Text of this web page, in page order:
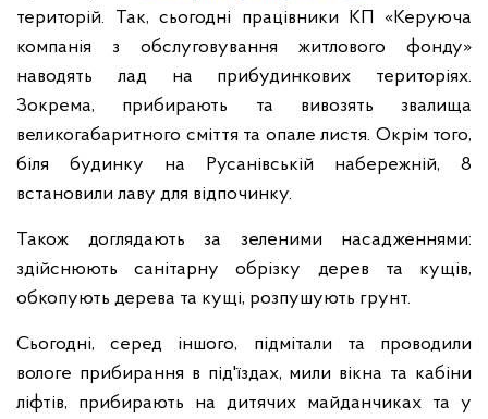
територій. Так, сьогодні працівники КП «Керуюча
компанія з обслуговування житлового фонду»
наводять лад на прибудинкових територіях.
Зокрема, прибирають та вивозять звалища
великогабаритного сміття та опале листя. Окрім того,
біля будинку на Русанівській набережній, 8
встановили лаву для відпочинку.
Також доглядають за зеленими насадженнями:
здійснюють санітарну обрізку дерев та кущів,
обкопують дерева та кущі, розпушують грунт.
Сьогодні, серед іншого, підмітали та проводили
вологе прибирання в під'їздах, мили вікна та кабіни
ліфтів, прибирають на дитячих майданчиках та у